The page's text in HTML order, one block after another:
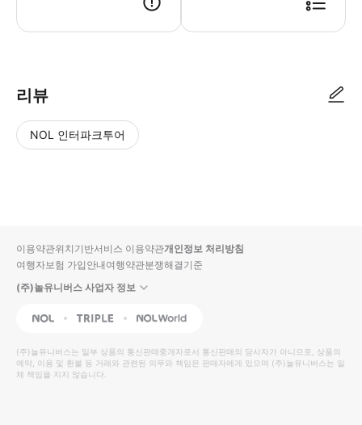
리뷰
NOL 인터파크투어
입니
다.
높
은
순
동
영
상
순
상
이용약관위치기반서비스 이용약관개인정보 처리방침
여행자보험 가입안내여행약관분쟁해결기준
(주)놀유니버스 사업자 정보
NOL Triple Interpark Global
(주)놀유니버스는 일부 상품의 통신판매중개자로서 통신판매의 당사자가 아니므로, 상품의
예약, 이용 및 환불 등 거래와 관련된 의무와 책임은 판매자에게 있으며 (주)놀유니버스는 일
체 책임을 지지 않습니다.